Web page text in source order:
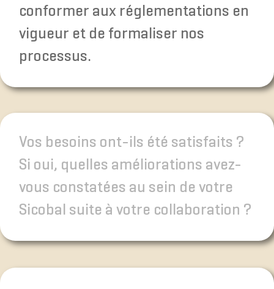
conformer aux réglementations en
vigueur et de formaliser nos
processus.
Vos besoins ont-ils été satisfaits ?
Si oui, quelles améliorations avez-
vous constatées au sein de votre
Sicobal suite à votre collaboration ?